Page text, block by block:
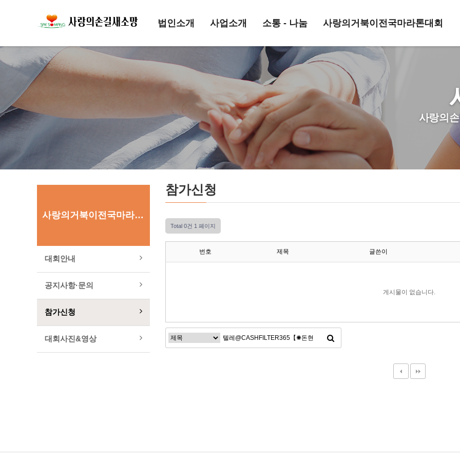
법인소개 사업소개 소통 - 나눔 사랑의거북이전국마라톤대회
사랑의
사랑의거북이전국마라톤대회
대회안내
공지사항·문의
참가신청
대회사진&영상
참가신청
Total 0건 1 페이지
번호 제목 글쓴이
게시물이 없습니다.